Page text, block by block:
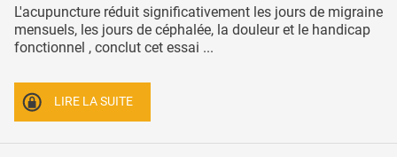
L'acupuncture réduit significativement les jours de migraine
mensuels, les jours de céphalée, la douleur et le handicap
fonctionnel , conclut cet essai ...
LIRE LA SUITE